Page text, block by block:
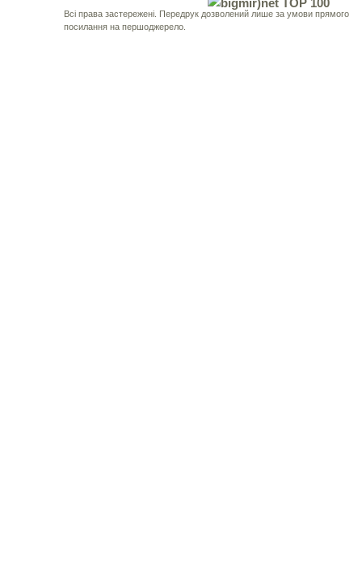
Всі права застережені. Передрук дозволений лише за умови прямого
посилання на першоджерело.